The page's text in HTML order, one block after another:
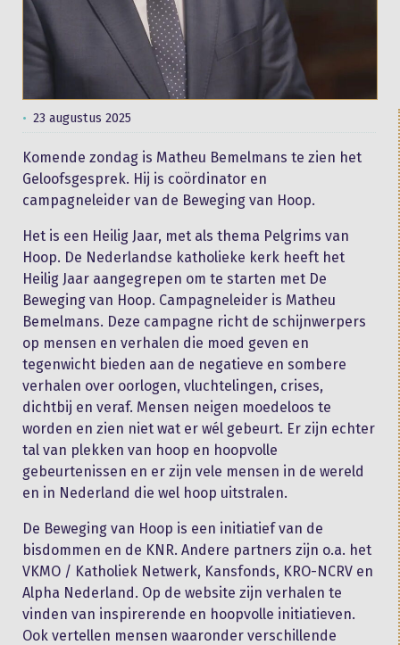
23 augustus 2025
Komende zondag is Matheu Bemelmans te zien het
Geloofsgesprek. Hij is coördinator en
campagneleider van de Beweging van Hoop.
Het is een Heilig Jaar, met als thema Pelgrims van
Hoop. De Nederlandse katholieke kerk heeft het
Heilig Jaar aangegrepen om te starten met De
Beweging van Hoop. Campagneleider is Matheu
Bemelmans. Deze campagne richt de schijnwerpers
op mensen en verhalen die moed geven en
tegenwicht bieden aan de negatieve en sombere
verhalen over oorlogen, vluchtelingen, crises,
dichtbij en veraf. Mensen neigen moedeloos te
worden en zien niet wat er wél gebeurt. Er zijn echter
tal van plekken van hoop en hoopvolle
gebeurtenissen en er zijn vele mensen in de wereld
en in Nederland die wel hoop uitstralen.
De Beweging van Hoop is een initiatief van de
bisdommen en de KNR. Andere partners zijn o.a. het
VKMO / Katholiek Netwerk, Kansfonds, KRO-NCRV en
Alpha Nederland. Op de website zijn verhalen te
vinden van inspirerende en hoopvolle initiatieven.
Ook vertellen mensen waaronder verschillende